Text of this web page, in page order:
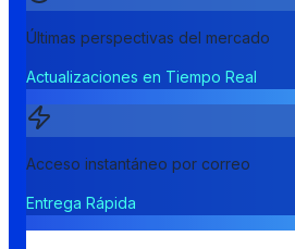
Últimas perspectivas del mercado
Actualizaciones en Tiempo Real
Acceso instantáneo por correo
Entrega Rápida